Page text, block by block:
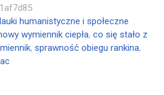
humanistyczne i społeczne
wymiennik ciepła,co się stało z
,sprawność obiegu rankina,